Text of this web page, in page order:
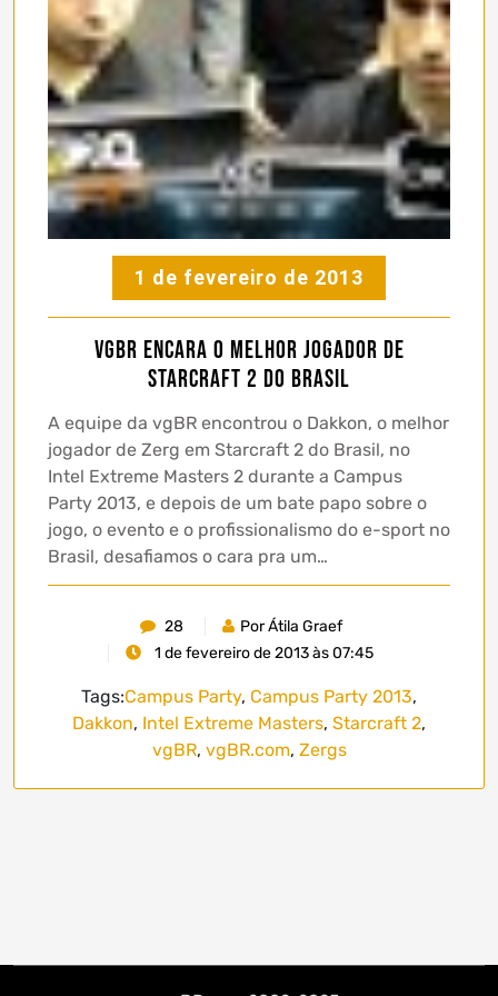
1 de fevereiro de 2013
vgBR encara o melhor jogador de
Starcraft 2 do Brasil
A equipe da vgBR encontrou o Dakkon, o melhor
jogador de Zerg em Starcraft 2 do Brasil, no
Intel Extreme Masters 2 durante a Campus
Party 2013, e depois de um bate papo sobre o
jogo, o evento e o profissionalismo do e-sport no
Brasil, desafiamos o cara pra um…
28
Por Átila Graef
1 de fevereiro de 2013 às 07:45
Tags:Campus Party, Campus Party 2013,
Dakkon, Intel Extreme Masters, Starcraft 2,
vgBR, vgBR.com, Zergs